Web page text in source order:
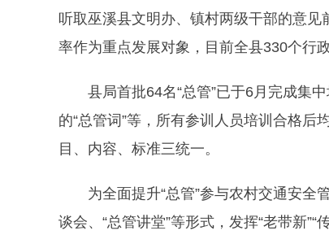
听取巫溪县文明办、镇村两级干部的意
率作为重点发展对象，目前全县330个行
县局首批64名“总管”已于6月完成集
的“总管词”等，所有参训人员培训合格
目、内容、标准三统一。
为全面提升“总管”参与农村交通安
谈会、“总管讲堂”等形式，发挥“老带新